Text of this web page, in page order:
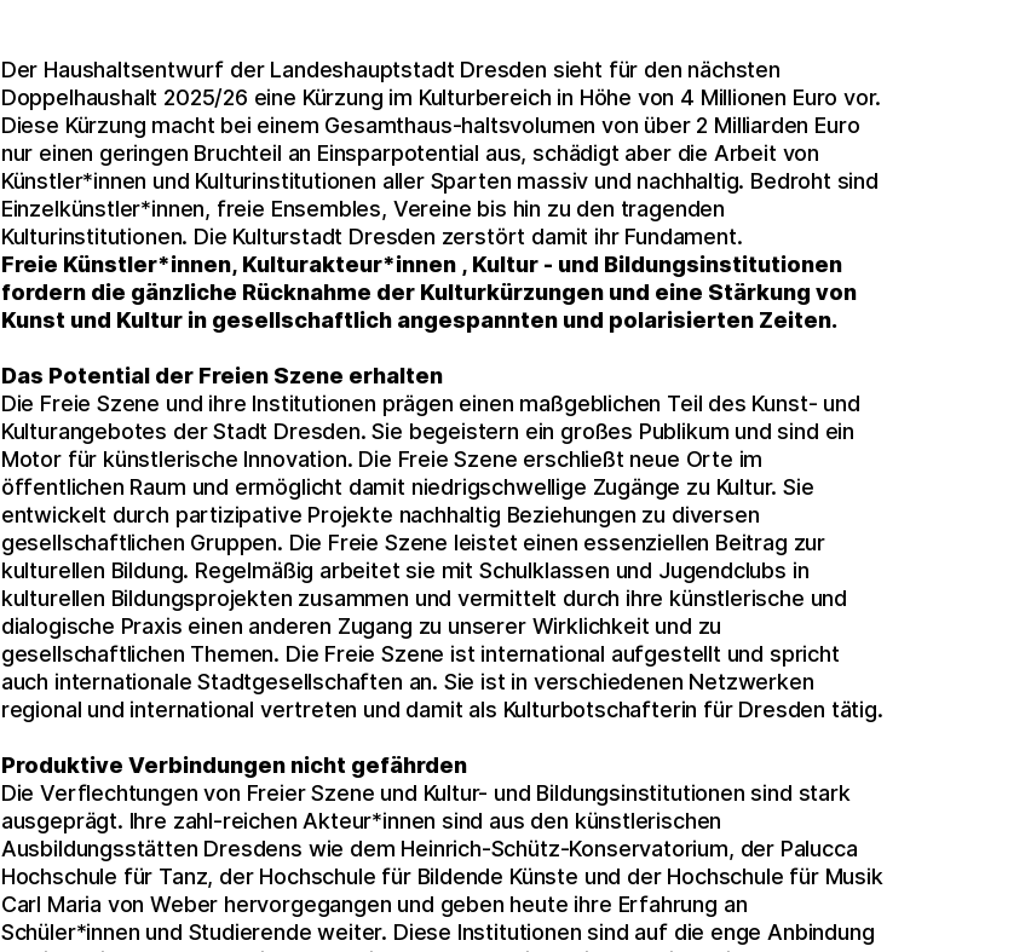
Der Haushaltsentwurf der Landeshauptstadt Dresden sieht für den nächsten
Doppelhaushalt 2025/26 eine Kürzung im Kulturbereich in Höhe von 4 Millionen Euro vor.
Diese Kürzung macht bei einem Gesamthaus-haltsvolumen von über 2 Milliarden Euro
nur einen geringen Bruchteil an Einsparpotential aus, schädigt aber die Arbeit von
Künstler*innen und Kulturinstitutionen aller Sparten massiv und nachhaltig. Bedroht sind
Einzelkünstler*innen, freie Ensembles, Vereine bis hin zu den tragenden
Kulturinstitutionen. Die Kulturstadt Dresden zerstört damit ihr Fundament.
Freie Künstler*innen, Kulturakteur*innen , Kultur - und Bildungsinstitutionen
fordern die gänzliche Rücknahme der Kulturkürzungen und eine Stärkung von
Kunst und Kultur in gesellschaftlich angespannten und polarisierten Zeiten.
Das Potential der Freien Szene erhalten
Die Freie Szene und ihre Institutionen prägen einen maßgeblichen Teil des Kunst- und
Kulturangebotes der Stadt Dresden. Sie begeistern ein großes Publikum und sind ein
Motor für künstlerische Innovation. Die Freie Szene erschließt neue Orte im
öffentlichen Raum und ermöglicht damit niedrigschwellige Zugänge zu Kultur. Sie
entwickelt durch partizipative Projekte nachhaltig Beziehungen zu diversen
gesellschaftlichen Gruppen. Die Freie Szene leistet einen essenziellen Beitrag zur
kulturellen Bildung. Regelmäßig arbeitet sie mit Schulklassen und Jugendclubs in
kulturellen Bildungsprojekten zusammen und vermittelt durch ihre künstlerische und
dialogische Praxis einen anderen Zugang zu unserer Wirklichkeit und zu
gesellschaftlichen Themen. Die Freie Szene ist international aufgestellt und spricht
auch internationale Stadtgesellschaften an. Sie ist in verschiedenen Netzwerken
regional und international vertreten und damit als Kulturbotschafterin für Dresden tätig.
Produktive Verbindungen nicht gefährden
Die Verflechtungen von Freier Szene und Kultur- und Bildungsinstitutionen sind stark
ausgeprägt. Ihre zahl-reichen Akteur*innen sind aus den künstlerischen
Ausbildungsstätten Dresdens wie dem Heinrich-Schütz-Konservatorium, der Palucca
Hochschule für Tanz, der Hochschule für Bildende Künste und der Hochschule für Musik
Carl Maria von Weber hervorgegangen und geben heute ihre Erfahrung an
Schüler*innen und Studierende weiter. Diese Institutionen sind auf die enge Anbindung